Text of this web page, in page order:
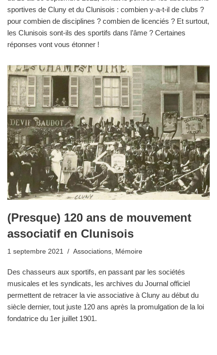
sportives de Cluny et du Clunisois : combien y-a-t-il de clubs ?
pour combien de disciplines ? combien de licenciés ? Et surtout,
les Clunisois sont-ils des sportifs dans l’âme ? Certaines
réponses vont vous étonner !
(Presque) 120 ans de mouvement
associatif en Clunisois
1 septembre 2021 Associations, Mémoire
Des chasseurs aux sportifs, en passant par les sociétés
musicales et les syndicats, les archives du Journal officiel
permettent de retracer la vie associative à Cluny au début du
siècle dernier, tout juste 120 ans après la promulgation de la loi
fondatrice du 1er juillet 1901.